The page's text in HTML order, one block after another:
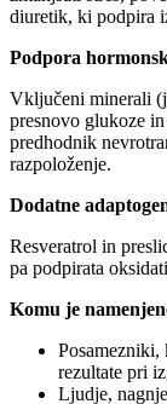
diuretik, ki podpira
Podpora
Vključeni minerali
presnovo glukoze
predhodnik
razpoloženje.
Dodatne
Resveratrol in
pa podpirata
Komu je
rezultate pri
Ljudje,